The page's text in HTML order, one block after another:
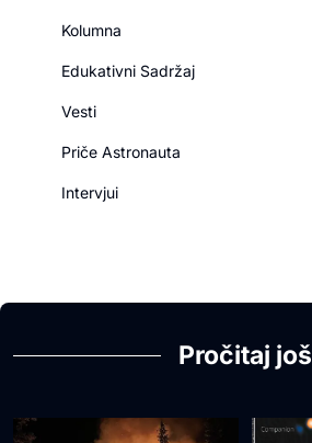
Kolumna
Edukativni Sadržaj
Vesti
Priče Astronauta
Intervjui
Pročitaj još